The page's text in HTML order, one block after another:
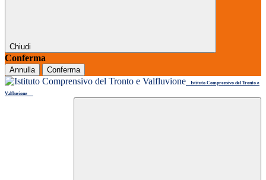
Chiudi
Conferma
Annulla Conferma
Istituto Comprensivo del Tronto e
Valfluvione